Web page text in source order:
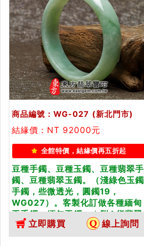
商品編號：WG-027 (新北門市)
結緣價：NT 92000元
全館特價，結緣價再五折起
豆種手鐲、豆種玉鐲、豆種翡翠手
鐲、豆種翡翠玉鐲。（淺綠色玉鐲
手鐲，些微透光，圓鐲19，
WG027）。客製化訂做各種緬甸
玉手鐲，緬甸玉鐲。★附A貨翡翠
雙證書立即購買 線上詢問